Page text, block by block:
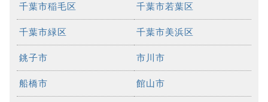
千葉市稲毛区 千葉市若葉区
千葉市緑区 千葉市美浜区
銚子市 市川市
船橋市 館山市